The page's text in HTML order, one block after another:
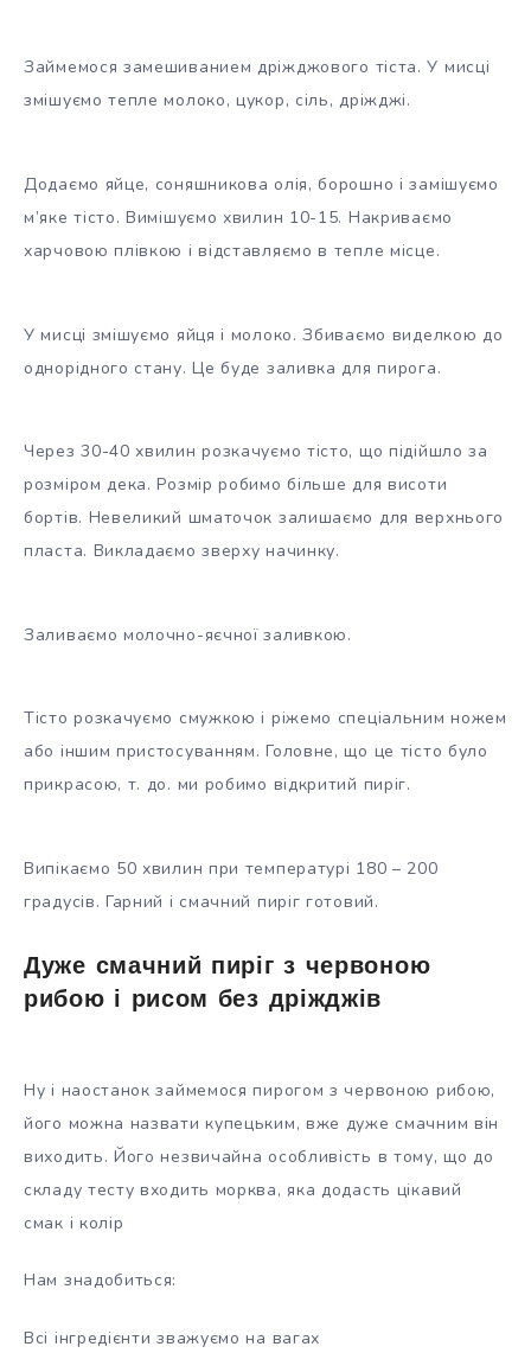
Займемося замешиванием дріжджового тіста. У мисці
змішуємо тепле молоко, цукор, сіль, дріжджі.
Додаємо яйце, соняшникова олія, борошно і замішуємо
м’яке тісто. Вимішуємо хвилин 10-15. Накриваємо
харчовою плівкою і відставляємо в тепле місце.
У мисці змішуємо яйця і молоко. Збиваємо виделкою до
однорідного стану. Це буде заливка для пирога.
Через 30-40 хвилин розкачуємо тісто, що підійшло за
розміром дека. Розмір робимо більше для висоти
бортів. Невеликий шматочок залишаємо для верхнього
пласта. Викладаємо зверху начинку.
Заливаємо молочно-яєчної заливкою.
Тісто розкачуємо смужкою і ріжемо спеціальним ножем
або іншим пристосуванням. Головне, що це тісто було
прикрасою, т. до. ми робимо відкритий пиріг.
Випікаємо 50 хвилин при температурі 180 – 200
градусів. Гарний і смачний пиріг готовий.
Дуже смачний пиріг з червоною
рибою і рисом без дріжджів
Ну і наостанок займемося пирогом з червоною рибою,
його можна назвати купецьким, вже дуже смачним він
виходить. Його незвичайна особливість в тому, що до
складу тесту входить морква, яка додасть цікавий
смак і колір
Нам знадобиться:
Всі інгредієнти зважуємо на вагах